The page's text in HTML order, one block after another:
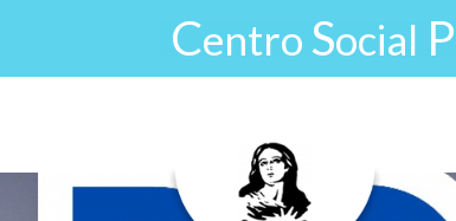
Centro Social P